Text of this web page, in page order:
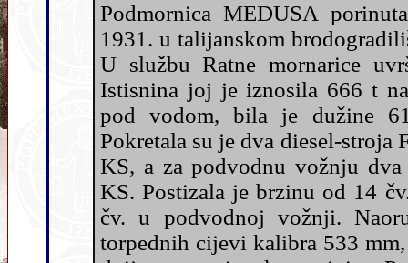
Podmornica MEDUSA
1931. u talijanskom brodogradilištu C.R.D.A. Monfalcone.
U službu Ratne mornarice uvrštena je 25. rujna 1932.
Istisnina joj je iznosila 666 t nad vodom, odnosno 810 t
pod vodom, bila je dužine 61,50 m i
Pokretala su je dva diesel-stroja
KS, a za podvodnu vožnju
KS. Postizala je brzinu od 14 čv. u nadvodnoj, odnosno 8
čv. u podvodnoj vožnji. Naoružanje se sastojalo od 6
torpednih cijevi kalibra 533 mm, jednog topa od 102 mm i